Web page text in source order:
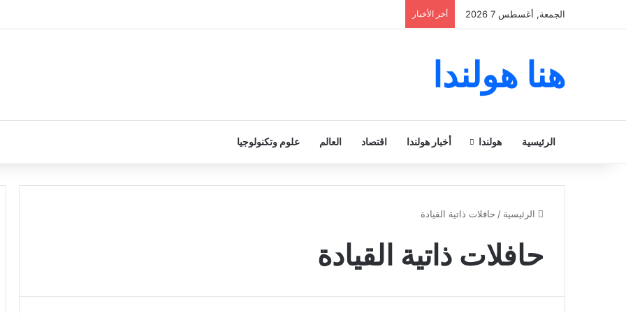
الجمعة, أغسطس 7 2026 أخر الأخبار
هنا هولندا
الرئيسية هولندا أخبار هولندا اقتصاد العالم علوم وتكنولوجيا
الرئيسية / حافلات ذاتية القيادة
حافلات ذاتية القيادة